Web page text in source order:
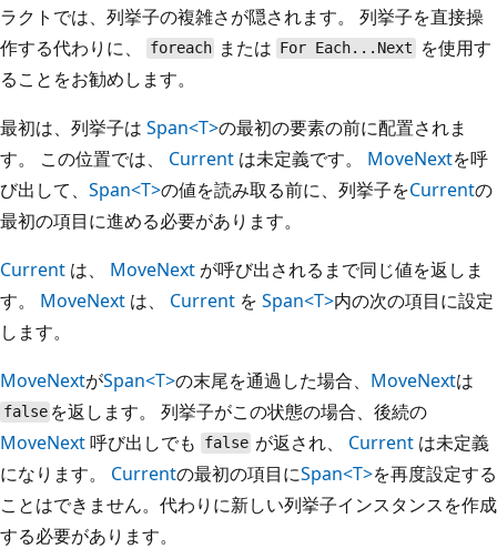
ラクトでは、列挙子の複雑さが隠されます。 列挙子を直接操
作する代わりに、
foreach または For Each...Next
を使用す
ることをお勧めします。
最初は、列挙子は Span<T>の最初の要素の前に配置されま
す。 この位置では、 Current は未定義です。 MoveNextを呼
び出して、 Span<T>の値を読み取る前に、列挙子をCurrentの
最初の項目に進める必要があります。
Current は、 MoveNext が呼び出されるまで同じ値を返しま
す。 MoveNext は、 Current を Span<T>内の次の項目に設定
します。
MoveNextがSpan<T>の末尾を通過した場合、 MoveNextは
false を返します。 列挙子がこの状態の場合、後続の
MoveNext呼び出しでも false が返され、 Current は未定義
になります。 Currentの最初の項目にSpan<T>を再度設定する
ことはできません。代わりに新しい列挙子インスタンスを作成
する必要があります。